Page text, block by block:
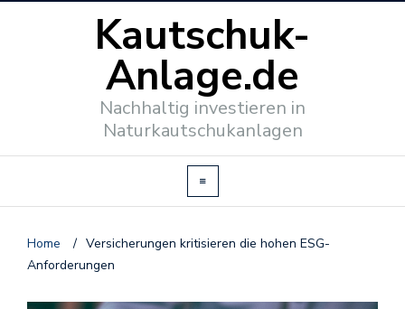
Kautschuk-
Anlage.de
Nachhaltig investieren in
Naturkautschukanlagen
Home / Versicherungen kritisieren die hohen ESG-
Anforderungen